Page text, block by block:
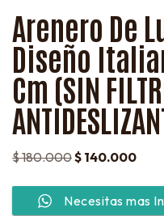
Arenero De
Diseño
Cm (SIN
$180.000$ 140.000
Necesitas mas